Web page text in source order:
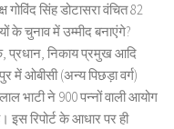
सिंह डोटासरा वंचित 82
के चुनाव में उम्मीद बनाएंगे?
प्रधान, निकाय प्रमुख आदि
में ओबीसी (अन्य पिछड़ा वर्ग)
भाटी ने 900 पन्नों वाली आयोग
इस रिपोर्ट के आधार पर ही